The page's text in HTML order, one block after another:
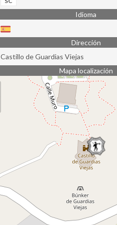
Idioma
Dirección
Castillo de Guardias Viejas
Mapa localización